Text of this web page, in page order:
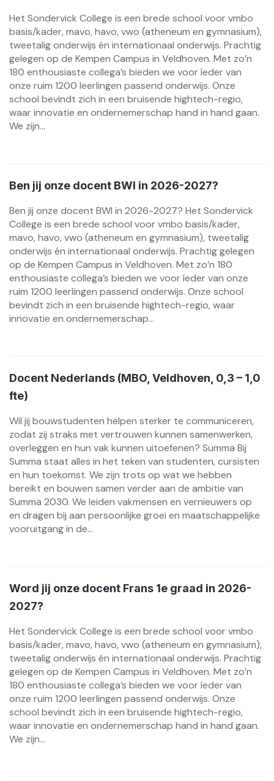
Het Sondervick College is een brede school voor vmbo
basis/kader, mavo, havo, vwo (atheneum en gymnasium),
tweetalig onderwijs én internationaal onderwijs. Prachtig
gelegen op de Kempen Campus in Veldhoven. Met zo’n
180 enthousiaste collega’s bieden we voor íeder van
onze ruim 1200 leerlingen passend onderwijs. Onze
school bevindt zich in een bruisende hightech-regio,
waar innovatie en ondernemerschap hand in hand gaan.
We zijn...
Ben jij onze docent BWI in 2026-2027?
Ben jij onze docent BWI in 2026-2027? Het Sondervick
College is een brede school voor vmbo basis/kader,
mavo, havo, vwo (atheneum en gymnasium), tweetalig
onderwijs én internationaal onderwijs. Prachtig gelegen
op de Kempen Campus in Veldhoven. Met zo’n 180
enthousiaste collega’s bieden we voor íeder van onze
ruim 1200 leerlingen passend onderwijs. Onze school
bevindt zich in een bruisende hightech-regio, waar
innovatie en ondernemerschap...
Docent Nederlands (MBO, Veldhoven, 0,3 – 1,0
fte)
Wil jij bouwstudenten helpen sterker te communiceren,
zodat zij straks met vertrouwen kunnen samenwerken,
overleggen en hun vak kunnen uitoefenen? Summa Bij
Summa staat alles in het teken van studenten, cursisten
en hun toekomst. We zijn trots op wat we hebben
bereikt en bouwen samen verder aan de ambitie van
Summa 2030. We leiden vakmensen en vernieuwers op
en dragen bij aan persoonlijke groei en maatschappelijke
vooruitgang in de...
Word jij onze docent Frans 1e graad in 2026-
2027?
Het Sondervick College is een brede school voor vmbo
basis/kader, mavo, havo, vwo (atheneum en gymnasium),
tweetalig onderwijs én internationaal onderwijs. Prachtig
gelegen op de Kempen Campus in Veldhoven. Met zo’n
180 enthousiaste collega’s bieden we voor íeder van
onze ruim 1200 leerlingen passend onderwijs. Onze
school bevindt zich in een bruisende hightech-regio,
waar innovatie en ondernemerschap hand in hand gaan.
We zijn...